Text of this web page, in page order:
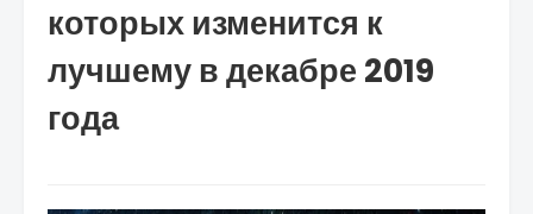
которых изменится к
лучшему в декабре 2019
года